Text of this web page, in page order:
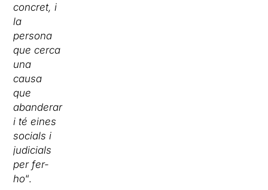
concret, i
la
persona
que cerca
una
causa
que
abanderar
i té eines
socials i
judicials
per fer-
ho“.